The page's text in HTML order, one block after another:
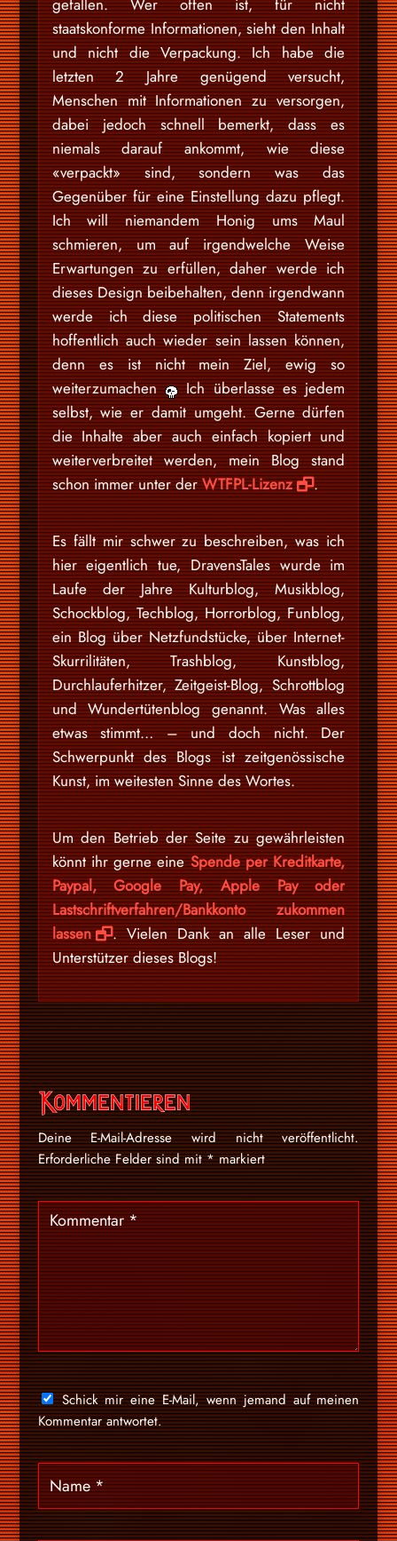
staatskonforme Informationen, sieht den Inhalt
und nicht die Verpackung. Ich habe die
letzten 2 Jahre genügend versucht,
Menschen mit Informationen zu versorgen,
dabei jedoch schnell bemerkt, dass es
niemals darauf ankommt, wie diese
«verpackt» sind, sondern was das
Gegenüber für eine Einstellung dazu pflegt.
Ich will niemandem Honig ums Maul
schmieren, um auf irgendwelche Weise
Erwartungen zu erfüllen, daher werde ich
dieses Design beibehalten, denn irgendwann
werde ich diese politischen Statements
hoffentlich auch wieder sein lassen können,
denn es ist nicht mein Ziel, ewig so
weiterzumachen
Ich überlasse es jedem
selbst, wie er damit umgeht. Gerne dürfen
die Inhalte aber auch einfach kopiert und
weiterverbreitet werden, mein Blog stand
schon immer unter derWTFPL-Lizenz .
Es fällt mir schwer zu beschreiben, was ich
hier eigentlich tue, DravensTales wurde im
Laufe der Jahre Kulturblog, Musikblog,
Schockblog, Techblog, Horrorblog, Funblog,
ein Blog über Netzfundstücke, über Internet-
Skurrilitäten, Trashblog, Kunstblog,
Durchlauferhitzer, Zeitgeist-Blog, Schrottblog
und Wundertütenblog genannt. Was alles
etwas stimmt… – und doch nicht. Der
Schwerpunkt des Blogs ist zeitgenössische
Kunst, im weitesten Sinne des Wortes.
Um den Betrieb der Seite zu gewährleisten
könnt ihr gerne eineSpende per Kreditkarte,
Paypal, Google Pay, Apple Pay oder
Lastschriftverfahren/Bankkonto zukommen
lassen
. Vielen Dank an alle Leser und
Unterstützer dieses Blogs!
Kommentieren
Deine E-Mail-Adresse wird nicht veröffentlicht.
Erforderliche Felder sind mit*markiert
Schick mir eine E-Mail, wenn jemand auf meinen
Kommentar antwortet.